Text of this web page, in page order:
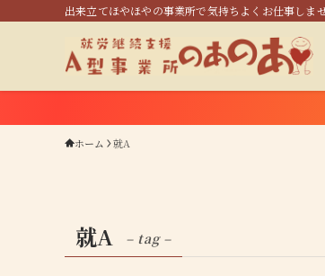
出来立てほやほやの事業所で気持ちよくお仕事しま
ホーム 就A
就A – tag –